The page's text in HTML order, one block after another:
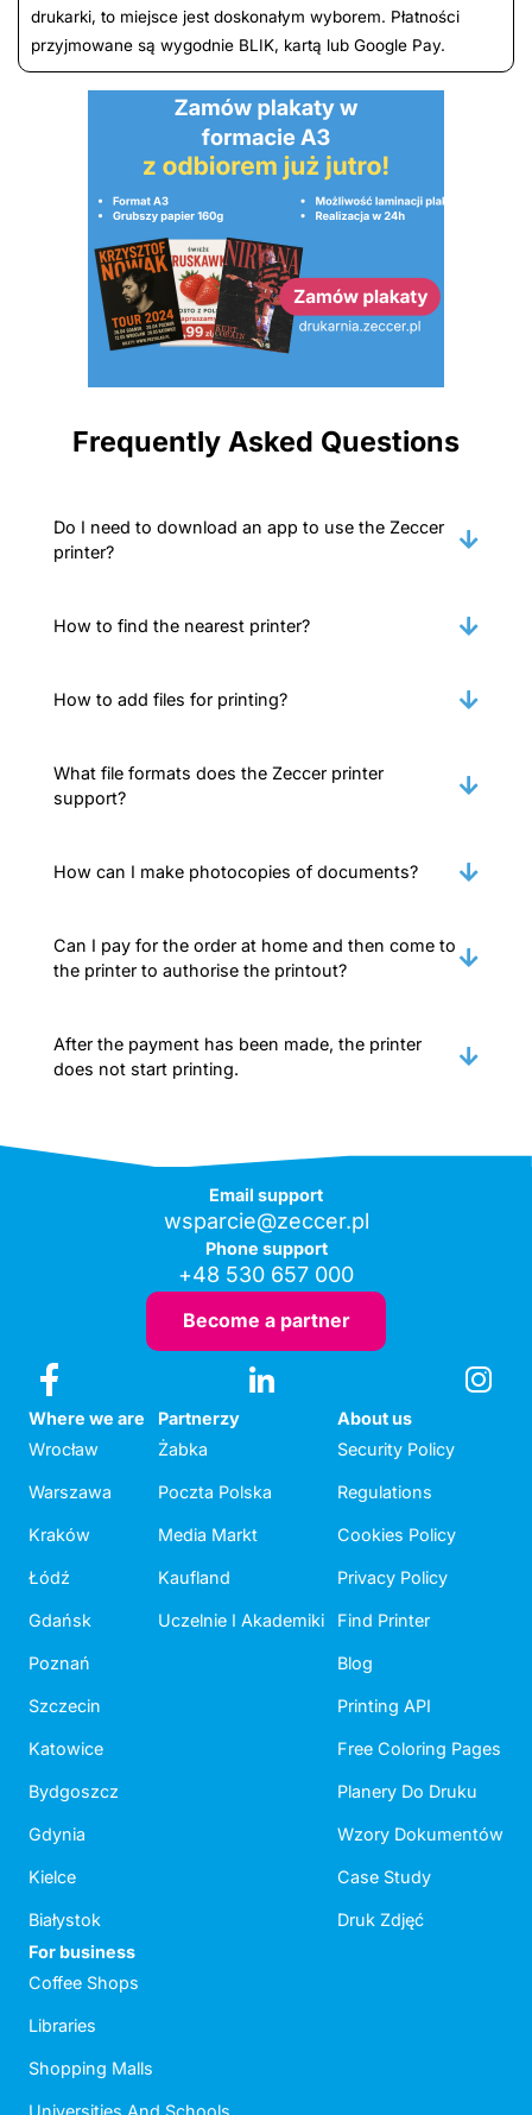
drukarki, to miejsce jest doskonałym wyborem. Płatności
przyjmowane są wygodnie BLIK, kartą lub Google Pay.
Frequently Asked Questions
Do I need to download an app to use the Zeccer
printer?
How to find the nearest printer?
How to add files for printing?
What file formats does the Zeccer printer
support?
How can I make photocopies of documents?
Can I pay for the order at home and then come to
the printer to authorise the printout?
After the payment has been made, the printer
does not start printing.
Email support
wsparcie@zeccer.pl
Phone support
+48 530 657 000
Become a partner
Where we are
Wrocław
Warszawa
Kraków
Łódź
Gdańsk
Poznań
Szczecin
Katowice
Bydgoszcz
Gdynia
Kielce
Białystok
Partnerzy
Żabka
Poczta Polska
Media Markt
Kaufland
Uczelnie I Akademiki
About us
Security Policy
Regulations
Cookies Policy
Privacy Policy
Find Printer
Blog
Printing API
Free Coloring Pages
Planery Do Druku
Wzory Dokumentów
Case Study
Druk Zdjęć
For business
Coffee Shops
Libraries
Shopping Malls